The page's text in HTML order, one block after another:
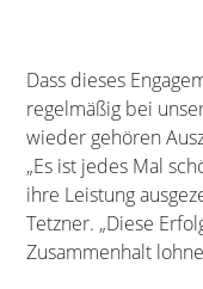
Dass dieses
regelmäßig bei
wieder gehören
„Es ist jedes Mal
ihre Leistung
Tetzner. „Diese
Zusammenhalt